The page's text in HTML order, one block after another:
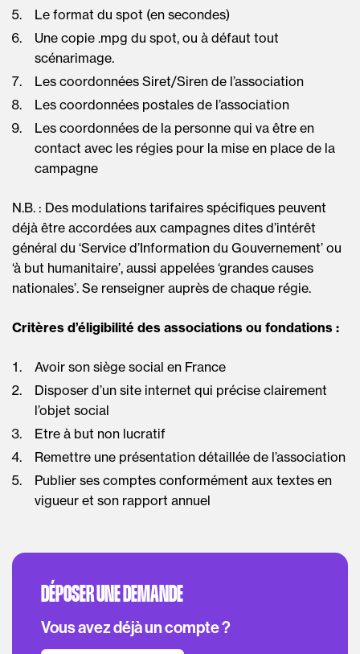
Le format du spot (en secondes)
Une copie .mpg du spot, ou à défaut tout
scénarimage.
Les coordonnées Siret/Siren de l’association
Les coordonnées postales de l’association
Les coordonnées de la personne qui va être en
contact avec les régies pour la mise en place de la
campagne
N.B. : Des modulations tarifaires spécifiques peuvent
déjà être accordées aux campagnes dites d’intérêt
général du ‘Service d’Information du Gouvernement’ ou
‘à but humanitaire’, aussi appelées ‘grandes causes
nationales’. Se renseigner auprès de chaque régie.
Critères d’éligibilité des associations ou fondations :
Avoir son siège social en France
Disposer d’un site internet qui précise clairement
l’objet social
Etre à but non lucratif
Remettre une présentation détaillée de l’association
Publier ses comptes conformément aux textes en
vigueur et son rapport annuel
DÉPOSER UNE DEMANDE
Vous avez déjà un compte ?